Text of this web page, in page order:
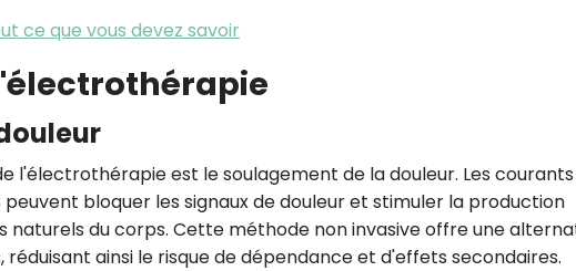
ce que vous devez savoir
l'électrothérapie est le soulagement de la douleur. Les courants
peuvent bloquer les signaux de douleur et stimuler la production
naturels du corps. Cette méthode non invasive offre une
ainsi le risque de dépendance et d'effets secondaires.